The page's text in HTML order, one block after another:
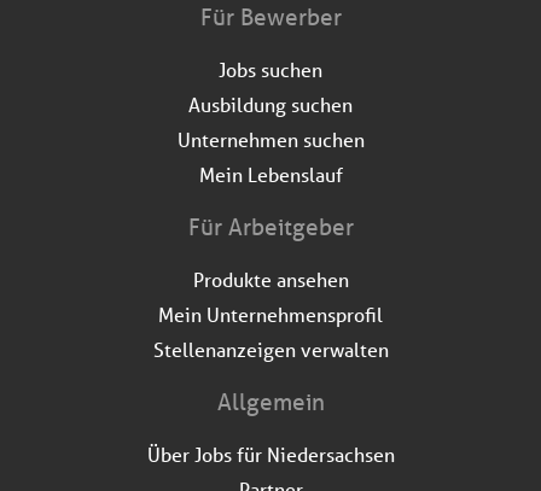
Für Bewerber
Jobs suchen
Ausbildung suchen
Unternehmen suchen
Mein Lebenslauf
Für Arbeitgeber
Produkte ansehen
Mein Unternehmensprofil
Stellenanzeigen verwalten
Allgemein
Über Jobs für Niedersachsen